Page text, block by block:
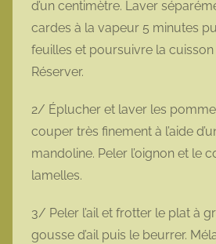
d’un centimètre. Laver
cardes à la vapeur 5 minutes
feuilles et poursuivre la cuisson
Réserver.
2/ Éplucher et laver les
couper très finement à l’aide
mandoline. Peler l’oignon et le
lamelles.
3/ Peler l’ail et frotter le plat à
gousse d’ail puis le beurrer.